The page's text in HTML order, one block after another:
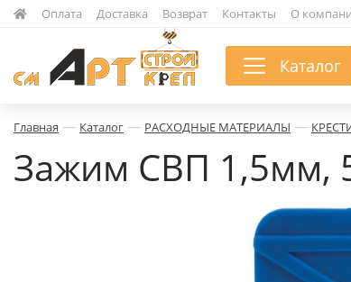
Оплата Доставка Возврат Контакты О
Каталог
Главная — Каталог — РАСХОДНЫЕ МАТЕРИАЛЫ —
Зажим СВП 1,5мм,